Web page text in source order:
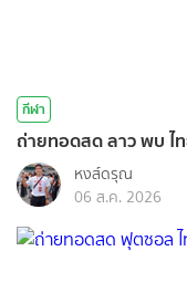
กีฬา
ถ่ายทอดสด ลาว พบ ไ
หงส์ดรุณ
06 ส.ค. 2026